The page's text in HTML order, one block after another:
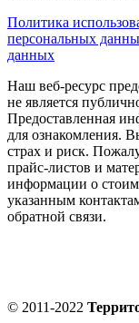
Политика
персональных
данных
Наш веб-ресурс
не является
Предоставленная
для ознакомления.
страх и риск.
прайс-листов и
информации о
указанным
обратной связи.
© 2011-2022